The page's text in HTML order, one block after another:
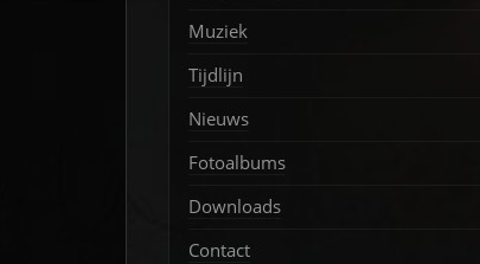
Muziek
Tijdlijn
Nieuws
Fotoalbums
Downloads
Contact